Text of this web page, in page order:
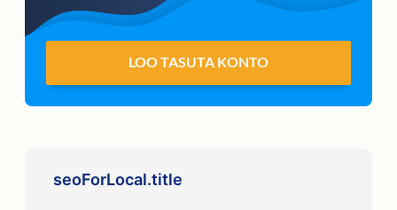
LOO TASUTA KONTO
seoForLocal.title